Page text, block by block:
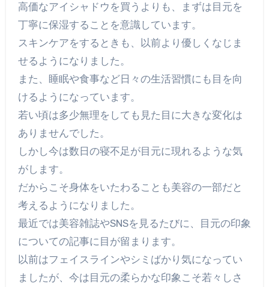
高価なアイシャドウを買うよりも、まずは目元を
丁寧に保湿することを意識しています。
スキンケアをするときも、以前より優しくなじま
せるようになりました。
また、睡眠や食事など日々の生活習慣にも目を向
けるようになっています。
若い頃は多少無理をしても見た目に大きな変化は
ありませんでした。
しかし今は数日の寝不足が目元に現れるような気
がします。
だからこそ身体をいたわることも美容の一部だと
考えるようになりました。
最近では美容雑誌やSNSを見るたびに、目元の印象
についての記事に目が留まります。
以前はフェイスラインやシミばかり気になってい
ましたが、今は目元の柔らかな印象こそ若々しさ